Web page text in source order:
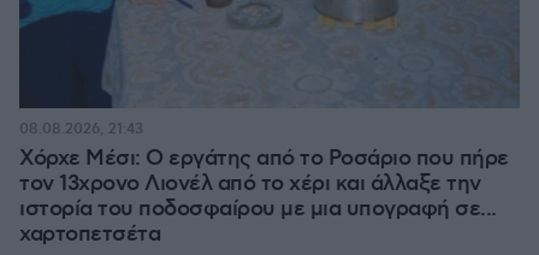
Χόρχε Μέσι: Ο εργάτης από το Ροσάριο που πήρε
τον 13χρονο Λιονέλ από το χέρι και άλλαξε την
ιστορία του ποδοσφαίρου με μια υπογραφή σε...
χαρτοπετσέτα
08.08.2026, 21:43